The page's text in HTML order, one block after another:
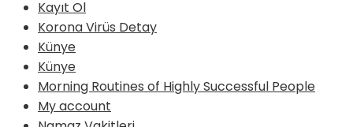
Kayıt Ol
Korona Virüs Detay
Künye
Künye
Morning Routines of Highly Successful People
My account